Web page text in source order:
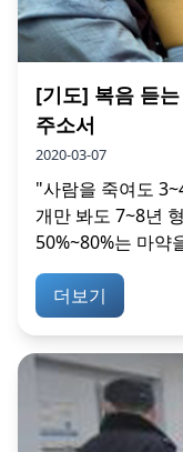
[기도] 복음 듣
주소서
2020-03-07
"사람을 죽여도
개만 봐도 7~8년
50%~80%는 마약
더보기